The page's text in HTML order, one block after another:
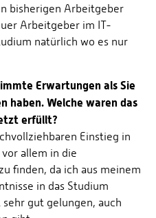
bisherigen Arbeitgeber
Arbeitgeber im IT-
natürlich wo es nur
Erwartungen als Sie
haben. Welche waren das
erfüllt?
Einstieg in
allem in die
finden, da ich aus meinem
in das Studium
gut gelungen, auch